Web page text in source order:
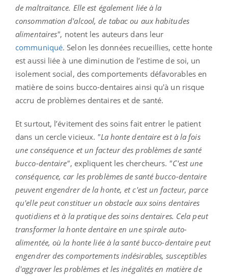
de maltraitance. Elle est également liée à la
consommation d'alcool, de tabac ou aux habitudes
alimentaires", notent les auteurs dans leur
communiqué. Selon les données recueillies, cette honte
est aussi liée à une diminution de l’estime de soi, un
isolement social, des comportements défavorables en
matière de soins bucco-dentaires ainsi qu'à un risque
accru de problèmes dentaires et de santé.
Et surtout, l’évitement des soins fait entrer le patient
dans un cercle vicieux. "La honte dentaire est à la fois
une conséquence et un facteur des problèmes de santé
bucco-dentaire", expliquent les chercheurs. "C'est une
conséquence, car les problèmes de santé bucco-dentaire
peuvent engendrer de la honte, et c'est un facteur, parce
qu'elle peut constituer un obstacle aux soins dentaires
quotidiens et à la pratique des soins dentaires. Cela peut
transformer la honte dentaire en une spirale auto-
alimentée, où la honte liée à la santé bucco-dentaire peut
engendrer des comportements indésirables, susceptibles
d'aggraver les problèmes et les inégalités en matière de